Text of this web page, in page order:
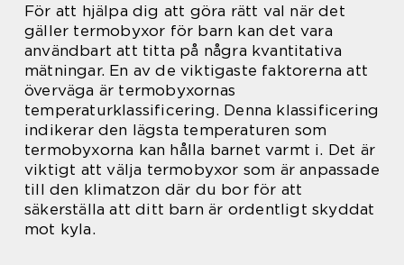
För att hjälpa dig att göra rätt val när det
gäller termobyxor för barn kan det vara
användbart att titta på några kvantitativa
mätningar. En av de viktigaste faktorerna att
överväga är termobyxornas
temperaturklassificering. Denna klassificering
indikerar den lägsta temperaturen som
termobyxorna kan hålla barnet varmt i. Det är
viktigt att välja termobyxor som är anpassade
till den klimatzon där du bor för att
säkerställa att ditt barn är ordentligt skyddat
mot kyla.